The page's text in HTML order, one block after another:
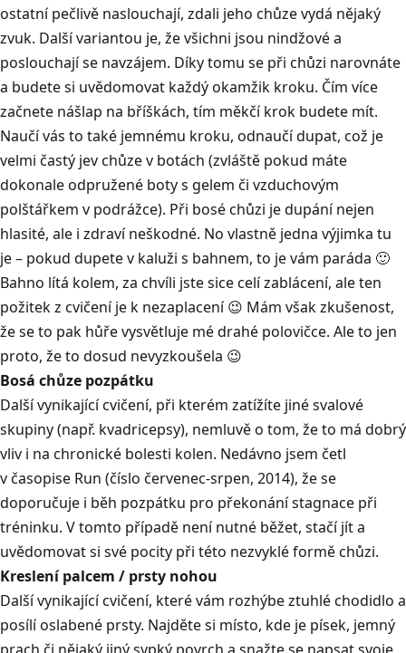
ostatní pečlivě naslouchají, zdali jeho chůze vydá nějaký
zvuk. Další variantou je, že všichni jsou nindžové a
poslouchají se navzájem. Díky tomu se při chůzi narovnáte
a budete si uvědomovat každý okamžik kroku. Čím více
začnete nášlap na bříškách, tím měkčí krok budete mít.
Naučí vás to také jemnému kroku, odnaučí dupat, což je
velmi častý jev chůze v botách (zvláště pokud máte
dokonale odpružené boty s gelem či vzduchovým
polštářkem v podrážce). Při bosé chůzi je dupání nejen
hlasité, ale i zdraví neškodné. No vlastně jedna výjimka tu
je – pokud dupete v kaluži s bahnem, to je vám paráda 🙂
Bahno lítá kolem, za chvíli jste sice celí zablácení, ale ten
požitek z cvičení je k nezaplacení 😉 Mám však zkušenost,
že se to pak hůře vysvětluje mé drahé polovičce. Ale to jen
proto, že to dosud nevyzkoušela 😉
Bosá chůze pozpátku
Další vynikající cvičení, při kterém zatížíte jiné svalové
skupiny (např. kvadricepsy), nemluvě o tom, že to má dobrý
vliv i na chronické bolesti kolen. Nedávno jsem četl
v časopise Run (číslo červenec-srpen, 2014), že se
doporučuje i běh pozpátku pro překonání stagnace při
tréninku. V tomto případě není nutné běžet, stačí jít a
uvědomovat si své pocity při této nezvyklé formě chůzi.
Kreslení palcem / prsty nohou
Další vynikající cvičení, které vám rozhýbe ztuhlé chodidlo a
posílí oslabené prsty. Najděte si místo, kde je písek, jemný